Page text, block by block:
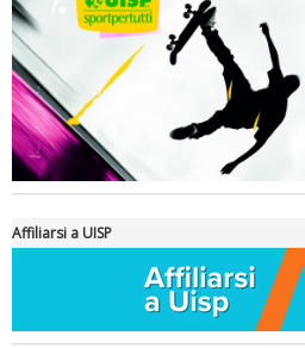
Affiliarsi a UISP